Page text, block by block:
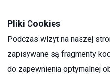
Pliki Cookies
Podczas wizyt na naszej
zapisywane są fragmenty
do zapewnienia optymalnej